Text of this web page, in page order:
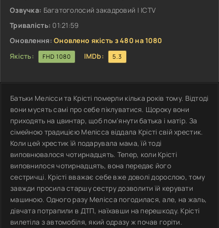
Озвучка: Багатоголосий закадровий | ICTV
Тривалість: 01:21:59
Оновлення: Оновлено якість з 480 на 1080
Якість:
FHD 1080 IMDb: 5.3
Батьки Мелісси та Крісті померли кілька років тому. Відтоді
вони мусять самі про себе піклуватися. Щороку вони
приходять на цвинтар, щоб пом'янути батька і матір. За
сімейною традицією Мелісса віддала Крісті свій хрестик.
Коли цей хрестик їй подарувала мама, їй тоді
виповнювалося чотирнадцять. Тепер, коли Крісті
виповнилося чотирнадцять, вона передає його
сестричці. Крісті вважає себе вже доволі дорослою, тому
завжди просила старшу сестру дозволити їй керувати
машиною. Одного разу Мелісса погодилася, але, на жаль,
дівчата потрапили в ДТП, наїхавши на перешкоду. Крісті
вилетіла з автомобіля, який одразу ж почав горіти.